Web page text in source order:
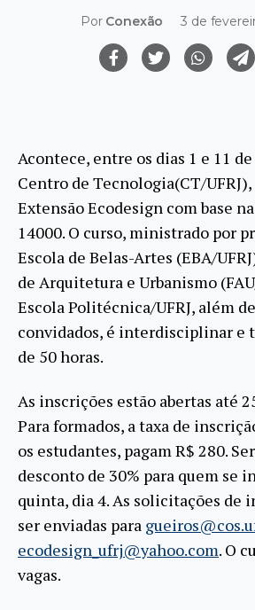
Por Conexão 3 de
Acontece, entre os dias 1 e 11
Centro de Tecnologia(CT/
Extensão Ecodesign com base
14000. O curso, ministrado por
Escola de Belas-Artes (EBA/
de Arquitetura e Urbanismo
Escola Politécnica/UFRJ, além
convidados, é interdisciplinar e
de 50 horas.
As inscrições estão abertas até
Para formados, a taxa de
os estudantes, pagam R$ 280.
desconto de 30% para quem se
quinta, dia 4. As solicitações de
ser enviadas para
ecodesign_ufrj@yahoo.com. O
vagas.